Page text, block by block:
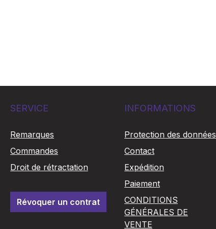
SERVICE
Remarques
Commandes
Droit de rétractation
Révoquer un contrat
INFORMATIONS
Protection des données
Contact
Expédition
Paiement
CONDITIONS
GÉNÉRALES DE
VENTE